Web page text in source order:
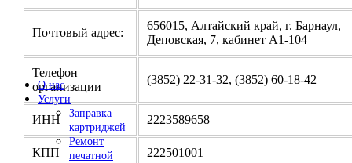
О нас
Услуги
Заправка
картриджей
Ремонт
печатной
Почтовый адрес:
656015, Алтайский край, г. Барнаул,
Деповская, 7, кабинет А1-104
Телефон
организации
(3852) 22-31-32, (3852) 60-18-42
ИНН 2223589658
КПП 222501001